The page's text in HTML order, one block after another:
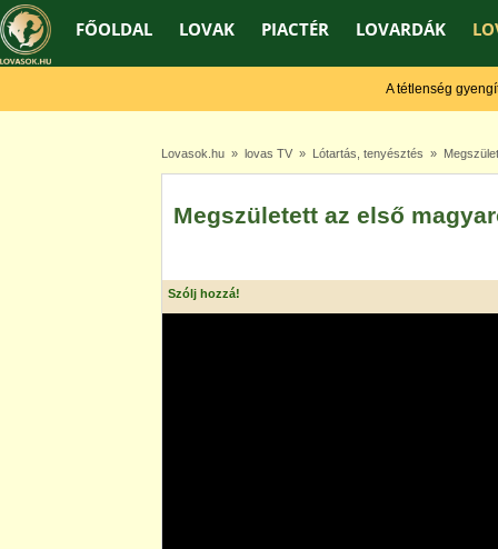
FŐOLDAL LOVAK PIACTÉR LOVARDÁK
A tétlenség gyengít,
Lovasok.hu» lovas TV» Lótartás, tenyésztés »
Megszületett az első
Szólj hozzá!